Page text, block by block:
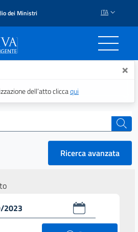
dei Ministri ITA
- Il portale ×
dell’atto cliccaqui
cerca
Ricerca avanzata